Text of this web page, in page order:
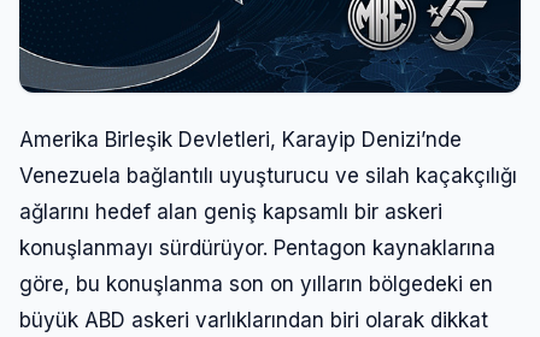
Amerika Birleşik Devletleri, Karayip Denizi’nde
Venezuela bağlantılı uyuşturucu ve silah kaçakçılığı
ağlarını hedef alan geniş kapsamlı bir askeri
konuşlanmayı sürdürüyor. Pentagon kaynaklarına
göre, bu konuşlanma son on yılların bölgedeki en
büyük ABD askeri varlıklarından biri olarak dikkat